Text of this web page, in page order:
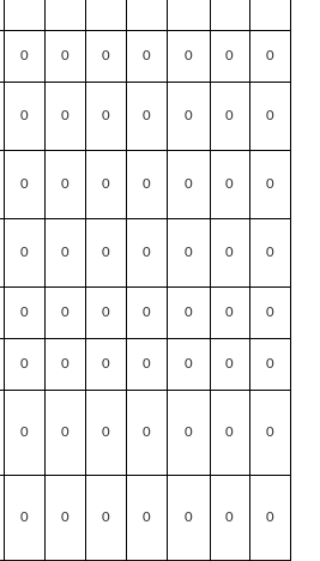
0 0 0 0 0 0 0
0 0 0 0 0 0 0
0 0 0 0 0 0 0
0 0 0 0 0 0 0
0 0 0 0 0 0 0
0 0 0 0 0 0 0
0 0 0 0 0 0 0
0 0 0 0 0 0 0